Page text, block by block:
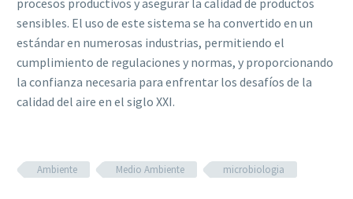
procesos productivos y asegurar la calidad de productos
sensibles. El uso de este sistema se ha convertido en un
estándar en numerosas industrias, permitiendo el
cumplimiento de regulaciones y normas, y proporcionando
la confianza necesaria para enfrentar los desafíos de la
calidad del aire en el siglo XXI.
Ambiente Medio Ambiente microbiologia